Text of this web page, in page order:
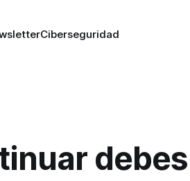
Ciberseguridad
debes